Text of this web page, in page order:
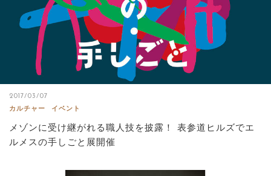
2017/03/07
カルチャー
イベント
メゾンに受け継がれる職人技を披露！ 表参道ヒルズでエ
ルメスの手しごと展開催